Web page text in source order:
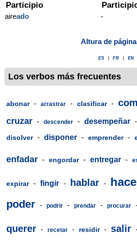
Participio
aireado -
Altura de página
ES FR EN
Los verbos más frecuentes
abonar - arrastrar - clasificar -
cruzar - descender - desempeñar -
disolver - disponer - emprender -
enfadar - engordar - entregar -
expirar - fingir - hablar -
poder - podrir - prendar - procurar
querer - recetar - residir - salir